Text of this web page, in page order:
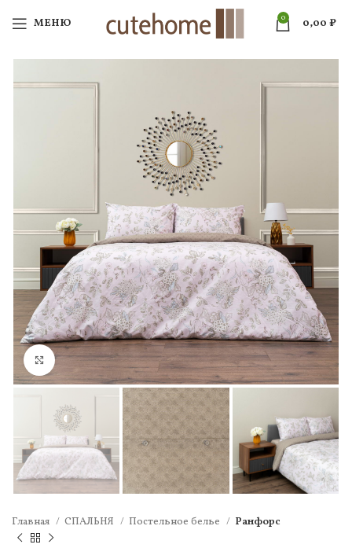
МЕНЮ 0 0,00 ₽
Нажмите, чтобы увеличить
Главная СПАЛЬНЯ Постельное белье Ранфорс